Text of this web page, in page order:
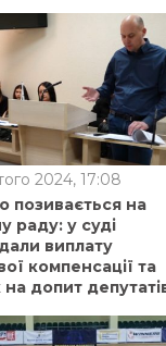
2024, 17:08
позивається на
раду: у суді
виплату
компенсації та
на допит